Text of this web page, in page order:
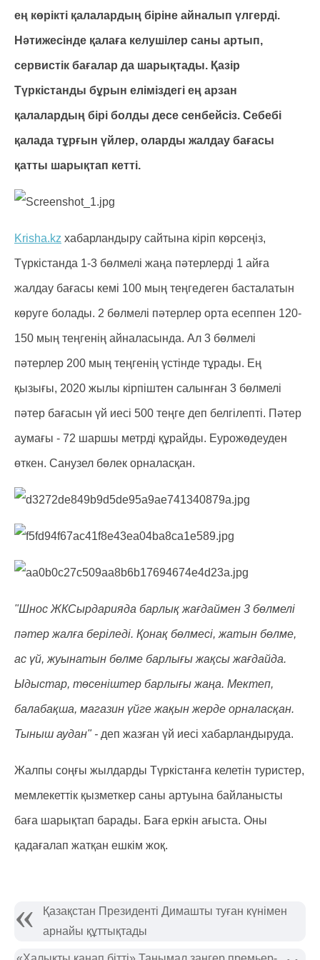
ең көрікті қалалардың біріне айналып үлгерді.
Нәтижесінде қалаға келушілер саны артып,
сервистік бағалар да шарықтады. Қазір
Түркістанды бұрын еліміздегі ең арзан
қалалардың бірі болды десе сенбейсіз. Себебі
қалада тұрғын үйлер, оларды жалдау бағасы
қатты шарықтап кетті.
Krisha.kz хабарландыру сайтына кіріп көрсеңіз,
Түркістанда 1-3 бөлмелі жаңа пәтерлерді 1 айға
жалдау бағасы кемі 100 мың теңгедеген басталатын
көруге болады. 2 бөлмелі пәтерлер орта есеппен 120-
150 мың теңгенің айналасында. Ал 3 бөлмелі
пәтерлер 200 мың теңгенің үстінде тұрады. Ең
қызығы, 2020 жылы кірпіштен салынған 3 бөлмелі
пәтер бағасын үй иесі 500 теңге деп белгілепті. Пәтер
аумағы - 72 шаршы метрді құрайды. Еурожөдеуден
өткен. Санузел бөлек орналасқан.
"Шнос ЖКСырдарияда барлық жағдаймен 3 бөлмелі
пәтер жалға беріледі. Қонақ бөлмесі, жатын бөлме,
ас үй, жуынатын бөлме барлығы жақсы жағдайда.
Ыдыстар, төсеніштер барлығы жаңа. Мектеп,
балабақша, магазин үйге жақын жерде орналасқан.
Тыныш аудан" - деп жазған үй иесі хабарландыруда.
Жалпы соңғы жылдарды Түркістанға келетін туристер,
мемлекеттік қызметкер саны артуына байланысты
баға шарықтап барады. Баға еркін ағыста. Оны
қадағалап жатқан ешкім жоқ.
Қазақстан Президенті Димашты туған күнімен
арнайы құттықтады